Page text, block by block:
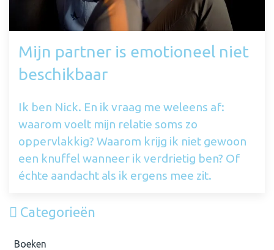
Mijn partner is emotioneel niet
beschikbaar
Ik ben Nick. En ik vraag me weleens af:
waarom voelt mijn relatie soms zo
oppervlakkig? Waarom krijg ik niet gewoon
een knuffel wanneer ik verdrietig ben? Of
échte aandacht als ik ergens mee zit.
Categorieën
Boeken